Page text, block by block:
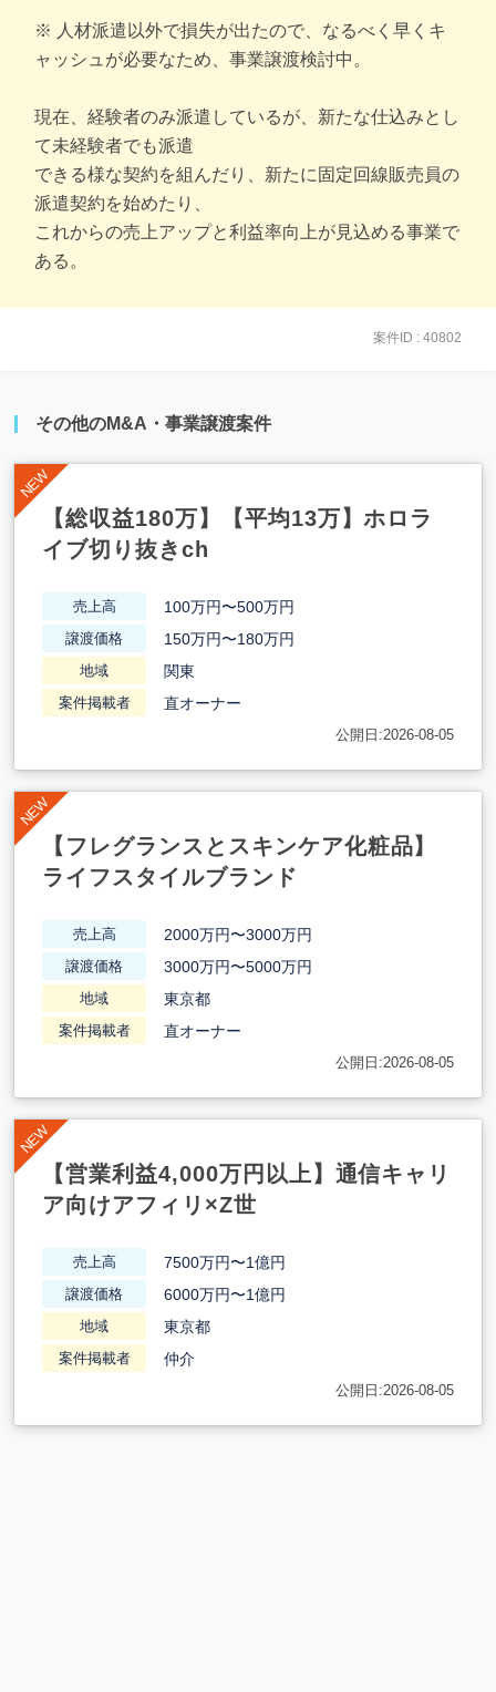
※ 人材派遣以外で損失が出たので、なるべく早くキ
ャッシュが必要なため、事業譲渡検討中。
現在、経験者のみ派遣しているが、新たな仕込みとし
て未経験者でも派遣
できる様な契約を組んだり、新たに固定回線販売員の
派遣契約を始めたり、
これからの売上アップと利益率向上が見込める事業で
ある。
案件ID : 40802
その他のM&A・事業譲渡案件
【総収益180万】【平均13万】ホロラ
イブ切り抜きch
売上高 100万円〜500万円
譲渡価格 150万円〜180万円
地域 関東
案件掲載者 直オーナー
公開日:2026-08-05
【フレグランスとスキンケア化粧品】
ライフスタイルブランド
売上高 2000万円〜3000万円
譲渡価格 3000万円〜5000万円
地域 東京都
案件掲載者 直オーナー
公開日:2026-08-05
【営業利益4,000万円以上】通信キャリ
ア向けアフィリ×Z世
売上高 7500万円〜1億円
譲渡価格 6000万円〜1億円
地域 東京都
案件掲載者 仲介
公開日:2026-08-05